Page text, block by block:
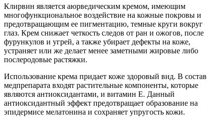
Клирвин является аюрведическим кремом, имеющим
многофункциональное воздействие на кожные покровы и
предотвращающим ее пигментацию, темные круги вокруг
глаз. Крем снижает четкость следов от ран и ожогов, после
фурункулов и угрей, а также убирает дефекты на коже,
устраняет или же делает менее заметными жировые либо
послеродовые растяжки.
Использование крема придает коже здоровый вид. В состав
медпрепарата входят растительные компоненты, которые
являются антиоксидантами, и витамин Е. Данный
антиоксидантный эффект предотвращает образование на
эпидермисе мелатонина и сохраняет упругость кожи.